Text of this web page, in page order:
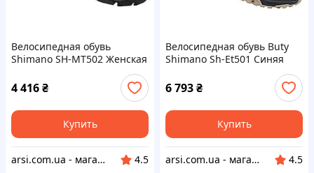
Велосипедная обувь
Shimano SH-MT502 Женская
4 416₴
Купить
arsi.com.ua - магазин техники
4.5
Велосипедная обувь Buty
Shimano Sh-Et501 Синяя
6 793₴
Купить
arsi.com.ua - магазин техники
4.5